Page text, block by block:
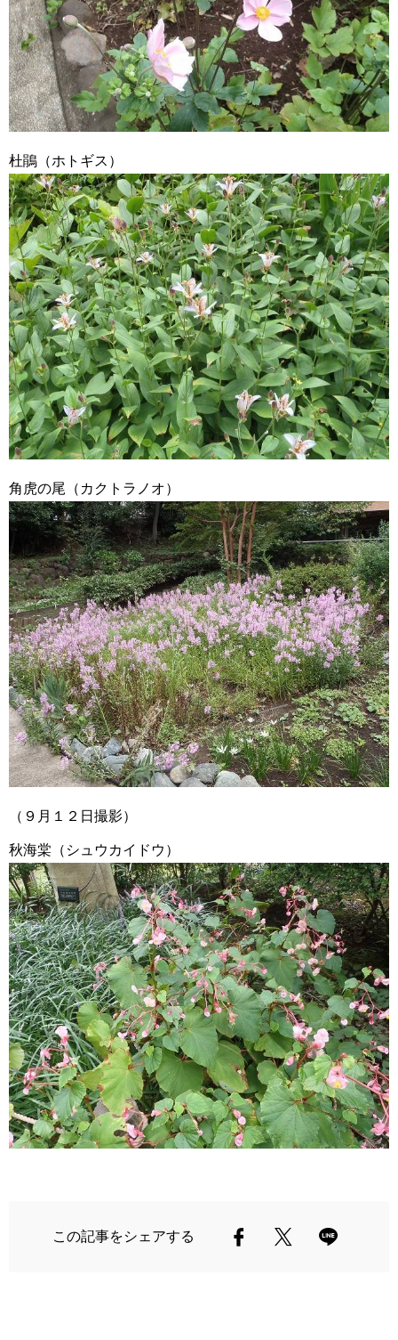
杜鵑（ホトギス）
角虎の尾（カクトラノオ）
（９月１２日撮影）
秋海棠（シュウカイドウ）
この記事をシェアする